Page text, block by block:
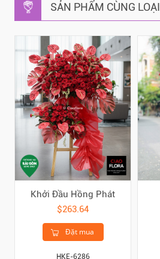
SẢN PHẨM CÙNG LOẠI
Khởi Đầu Hồng Phát
$263.64
Đặt mua
HKE-6286